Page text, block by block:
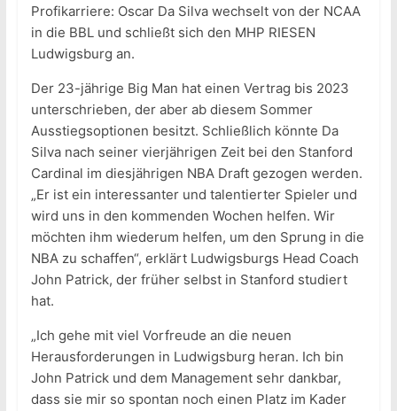
Profikarriere: Oscar Da Silva wechselt von der NCAA
in die BBL und schließt sich den MHP RIESEN
Ludwigsburg an.
Der 23-jährige Big Man hat einen Vertrag bis 2023
unterschrieben, der aber ab diesem Sommer
Ausstiegsoptionen besitzt. Schließlich könnte Da
Silva nach seiner vierjährigen Zeit bei den Stanford
Cardinal im diesjährigen NBA Draft gezogen werden.
„Er ist ein interessanter und talentierter Spieler und
wird uns in den kommenden Wochen helfen. Wir
möchten ihm wiederum helfen, um den Sprung in die
NBA zu schaffen“, erklärt Ludwigsburgs Head Coach
John Patrick, der früher selbst in Stanford studiert
hat.
„Ich gehe mit viel Vorfreude an die neuen
Herausforderungen in Ludwigsburg heran. Ich bin
John Patrick und dem Management sehr dankbar,
dass sie mir so spontan noch einen Platz im Kader